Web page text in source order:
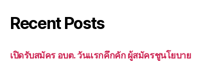
Recent Posts
เปิดรับสมัคร อบต. วันแรกคึกคัก ผู้สมัครชูนโยบาย